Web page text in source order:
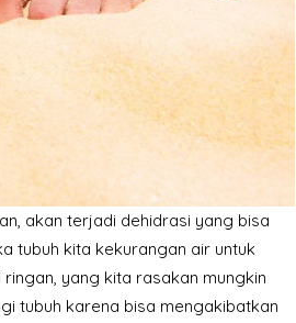
akan terjadi dehidrasi yang bisa
tubuh kita kekurangan air untuk
yang kita rasakan mungkin
tubuh karena bisa mengakibatkan